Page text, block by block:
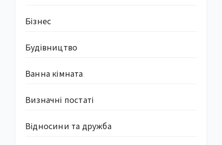
Бізнес
Будівництво
Ванна кімната
Визначні постаті
Відносини та дружба